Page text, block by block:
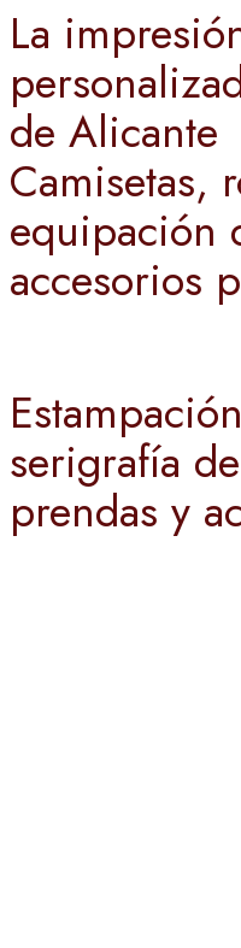
La
de Alicante
Camisetas,
equipación
accesorios
serigrafía
prendas y